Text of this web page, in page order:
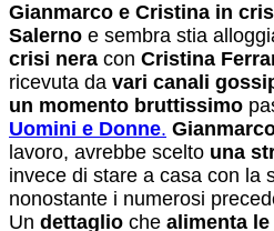
Gianmarco e Cristina in
Salerno e sembra stia
crisi nera con Cristina
ricevuta da vari canali
un momento bruttissimo
Uomini e Donne.
lavoro, avrebbe scelto una
invece di stare a casa con la
nonostante i numerosi
Un dettaglio che alimenta